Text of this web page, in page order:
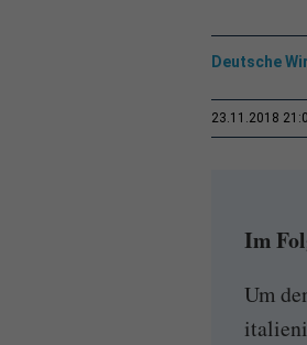
Deutsche
23.11.2018
Im
Um